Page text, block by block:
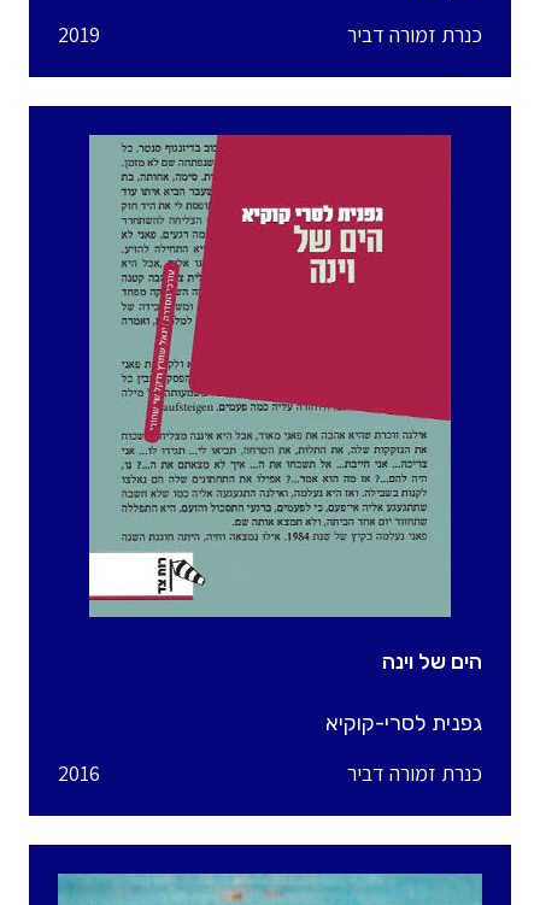
כנרת זמורה דביר 2019
הים של וינה
גפנית לסרי-קוקיא
כנרת זמורה דביר 2016